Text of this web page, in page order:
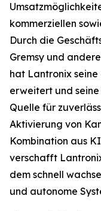
kommerziellen
Durch die
Gremsy und
hat Lantronix
erweitert und
Quelle für
Aktivierung von
Kombination aus
verschafft
dem schnell
und autonome